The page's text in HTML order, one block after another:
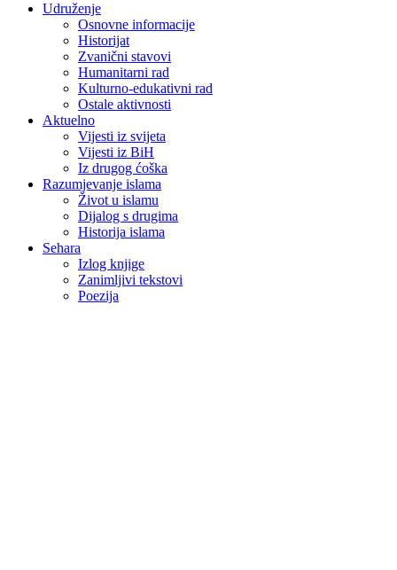
Udruženje
Osnovne informacije
Historijat
Zvanični stavovi
Humanitarni rad
Kulturno-edukativni rad
Ostale aktivnosti
Aktuelno
Vijesti iz svijeta
Vijesti iz BiH
Iz drugog ćoška
Razumjevanje islama
Život u islamu
Dijalog s drugima
Historija islama
Sehara
Izlog knjige
Zanimljivi tekstovi
Poezija